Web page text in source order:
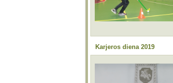
Karjeros diena 2019